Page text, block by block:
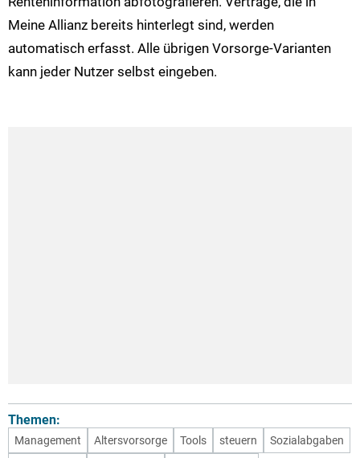
Meine Allianz bereits hinterlegt sind, werden
automatisch erfasst. Alle übrigen Vorsorge-Varianten
kann jeder Nutzer selbst eingeben.
Themen:
Management Altersvorsorge Tools steuern
Sozialabgaben